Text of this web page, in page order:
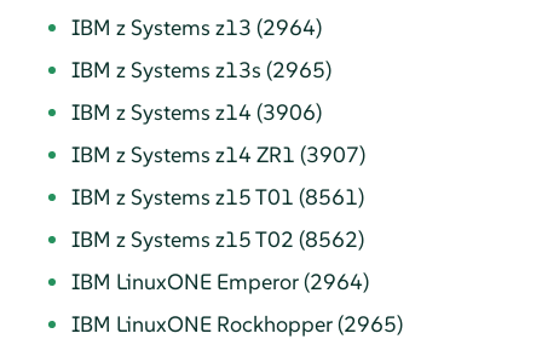
IBM z Systems z13 (2964)
IBM z Systems z13s (2965)
IBM z Systems z14 (3906)
IBM z Systems z14 ZR1 (3907)
IBM z Systems z15 T01 (8561)
IBM z Systems z15 T02 (8562)
IBM LinuxONE Emperor (2964)
IBM LinuxONE Rockhopper (2965)